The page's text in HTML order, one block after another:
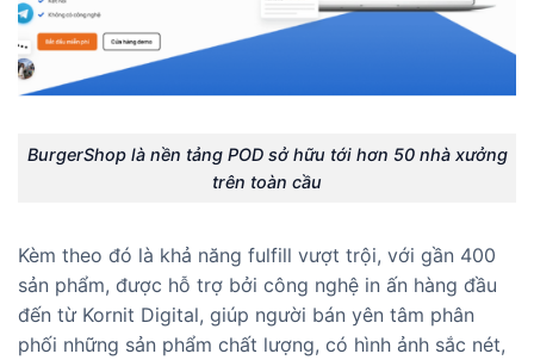
BurgerShop là nền tảng POD sở hữu tới hơn 50 nhà xưởng
trên toàn cầu
Kèm theo đó là khả năng fulfill vượt trội, với gần 400
sản phẩm, được hỗ trợ bởi công nghệ in ấn hàng đầu
đến từ Kornit Digital, giúp người bán yên tâm phân
phối những sản phẩm chất lượng, có hình ảnh sắc nét,